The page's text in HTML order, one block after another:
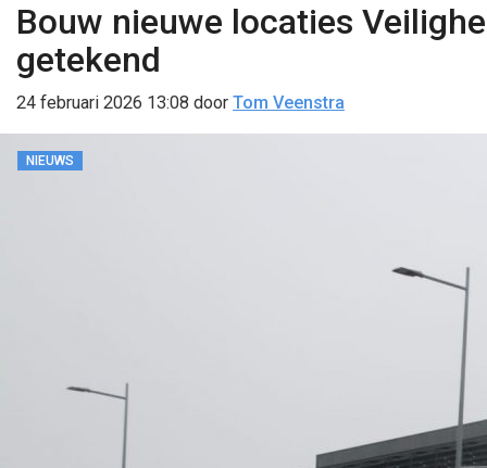
Bouw nieuwe locaties
getekend
24 februari 2026 13:08 door Tom Veenstra
NIEUWS